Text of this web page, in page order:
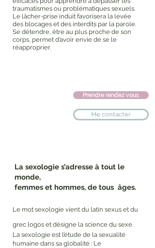
traumatismes ou problématiques sexuels.
Le lâcher-prise induit favorisera la levée
des blocages et des interdits par la parole.
Se détendre, être au plus proche de son
corps, permet d’avoir envie de se le
réapproprier.
Me contacter
Prendre rendez vous
La sexologie s’adresse à tout le
monde,
femmes et hommes, de tous âges.
Le mot sexologie vient du latin sexus et du
grec logos et désigne la science du sexe.
La sexologie est l’étude de la sexualité
humaine dans sa globalité : Le